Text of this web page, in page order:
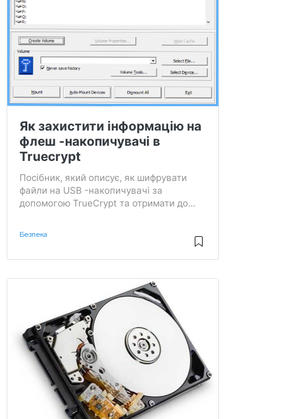
Як захистити інформацію на
флеш -накопичувачі в
Truecrypt
Посібник, який описує, як шифрувати
файли на USB -накопичувачі за
допомогою TrueCrypt та отримати до...
Безпека